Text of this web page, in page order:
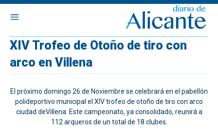
XIV Trofeo de Otoño de tiro con
arco en Villena
El próximo domingo 26 de Noviembre se celebrará en el pabellón
polideportivo municipal el XIV trofeo de otoño de tiro con arco
ciudad deVillena. Este campeonato, ya consolidado, reunirá a
112 arqueros de un total de 18 clubes.